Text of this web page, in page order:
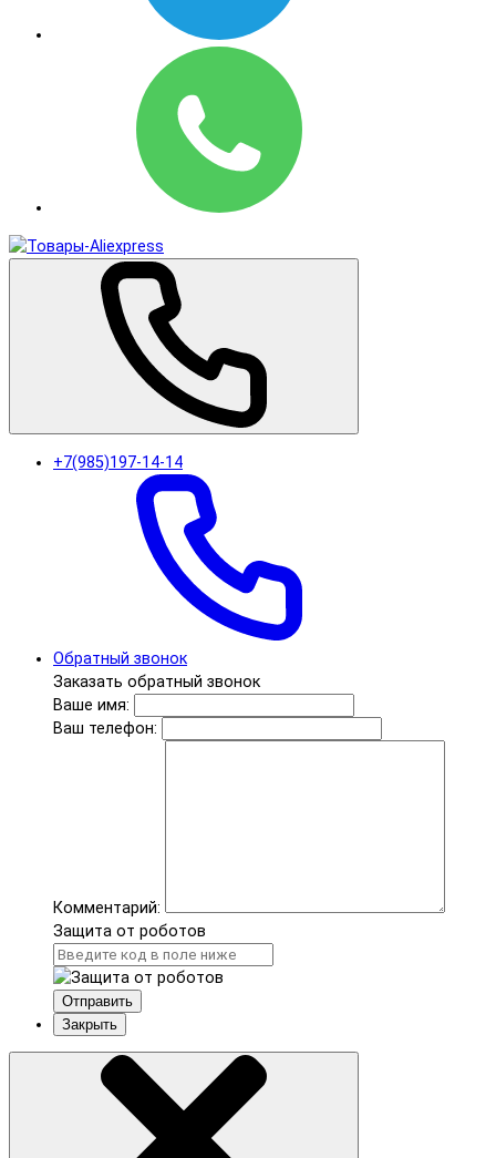
+7(985)197-14-14
Обратный звонок
Заказать обратный звонок
Ваше имя:
Ваш телефон:
Комментарий:
Защита от роботов
Отправить
Закрыть